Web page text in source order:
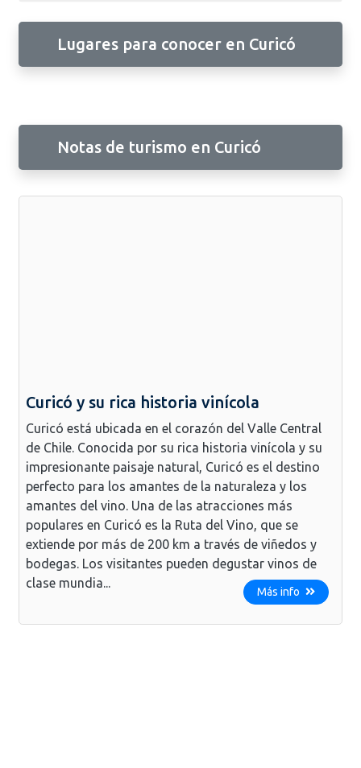
Lugares para conocer en Curicó
Notas de turismo en Curicó
Curicó y su rica historia vinícola
Curicó está ubicada en el corazón del Valle Central
de Chile. Conocida por su rica historia vinícola y su
impresionante paisaje natural, Curicó es el destino
perfecto para los amantes de la naturaleza y los
amantes del vino. Una de las atracciones más
populares en Curicó es la Ruta del Vino, que se
extiende por más de 200 km a través de viñedos y
bodegas. Los visitantes pueden degustar vinos de
clase mundia...
Más info